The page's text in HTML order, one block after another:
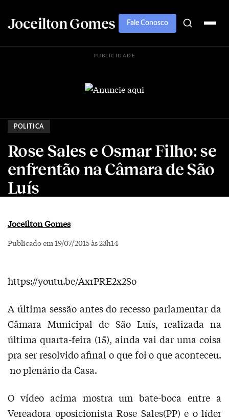
Joceilton Gomes Fale Conosco
PUBLICIDADE
POLITICA
Rose Sales e Osmar Filho: se
enfrentão na Câmara de São
Luís
Joceilton Gomes
Publicado em 19/07/2015 às 23h14
https://youtu.be/AxrPRE2x2So
A última sessão antes do recesso parlamentar da
Câmara Municipal de São Luís, realizada na
última quarta-feira (15), ainda vai dar uma coisa
pra ser resolvido afinal o que foi o que aconteceu.
no plenário da Casa.
O vídeo acima mostra um bate-boca entre a
Vereadora oposicionista Rose Sales(PP) e o líder